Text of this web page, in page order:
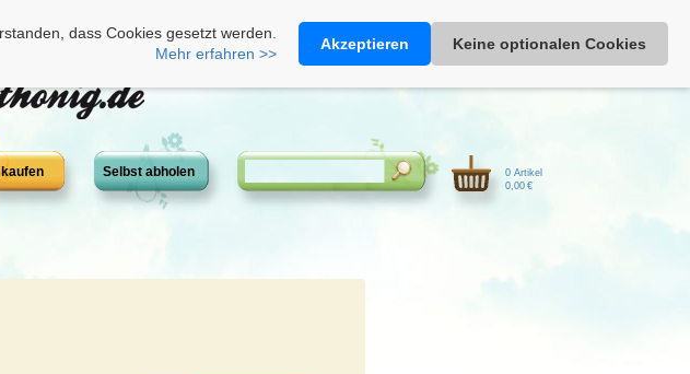
Heimathonig auf Facebook|Kunden-Login|Warenkorb
dass Cookies gesetzt werden.
Mehr erfahren >>
Akzeptieren Keine optionalen Cookies
Selbst abholen
0 Artikel
0,00 €